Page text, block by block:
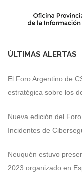
ÚLTIMAS ALERTAS
El Foro Argentino de
estratégica sobre los
Nueva edición del
Incidentes de
Neuquén estuvo
2023 organizado en